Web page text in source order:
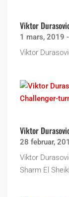
Viktor
1 mars, 2019
Viktor
Viktor
28 februar,
Viktor
Sharm El